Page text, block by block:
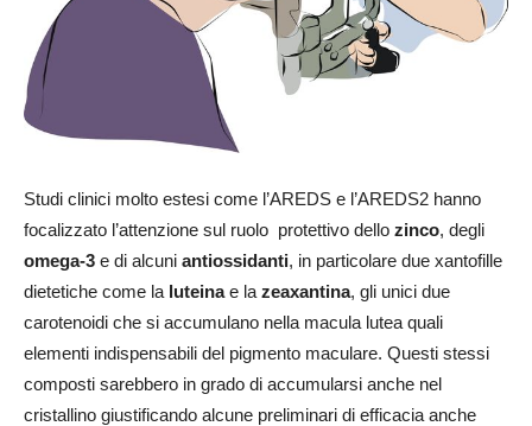
Studi clinici molto estesi come l’AREDS e l’AREDS2 hanno
focalizzato l’attenzione sul ruolo protettivo dello zinco, degli
omega-3 e di alcuni antiossidanti, in particolare due xantofille
dietetiche come la luteinae la zeaxantina, gli unici due
carotenoidi che si accumulano nella macula lutea quali
elementi indispensabili del pigmento maculare. Questi stessi
composti sarebbero in grado di accumularsi anche nel
cristallino giustificando alcune preliminari di efficacia anche